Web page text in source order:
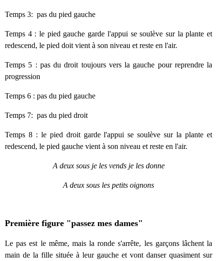
Temps 3: pas du pied gauche
Temps 4 : le pied gauche garde l'appui se soulève sur la plante et
redescend, le pied doit vient à son niveau et reste en l'air.
Temps 5 : pas du droit toujours vers la gauche pour reprendre la
progression
Temps 6 : pas du pied gauche
Temps 7: pas du pied droit
Temps 8 : le pied droit garde l'appui se soulève sur la plante et
redescend, le pied gauche vient à son niveau et reste en l'air.
A deux sous je les vends je les donne
A deux sous les petits oignons
Première figure "passez mes dames"
Le pas est le même, mais la ronde s'arrête, les garçons lâchent la
main de la fille située à leur gauche et vont danser quasiment sur